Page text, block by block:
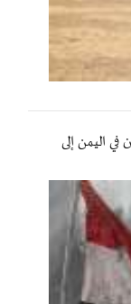
اليمن إلى